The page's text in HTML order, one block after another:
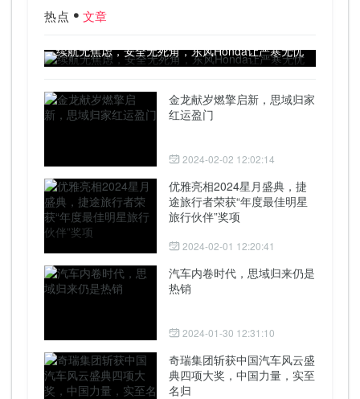
热点 文章
续航无焦虑，安全无死角，东风Honda让严寒无忧
金龙献岁燃擎启新，思域归家
红运盈门
2024-02-02 12:02:14
优雅亮相2024星月盛典，捷
途旅行者荣获“年度最佳明星
旅行伙伴”奖项
2024-02-01 12:20:41
汽车内卷时代，思域归来仍是
热销
2024-01-30 12:31:10
奇瑞集团斩获中国汽车风云盛
典四项大奖，中国力量，实至
名归